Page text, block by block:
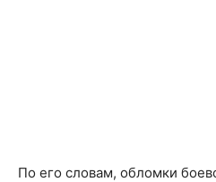
По его словам, обломки